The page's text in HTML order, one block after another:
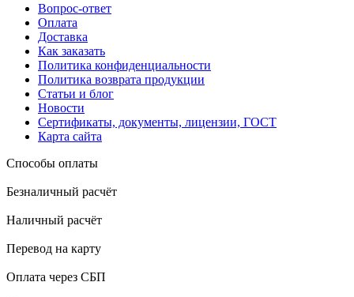
Вопрос-ответ
Оплата
Доставка
Как заказать
Политика конфиденциальности
Политика возврата продукции
Статьи и блог
Новости
Сертификаты, документы, лицензии, ГОСТ
Карта сайта
Способы оплаты
Безналичный расчёт
Наличный расчёт
Перевод на карту
Оплата через СБП